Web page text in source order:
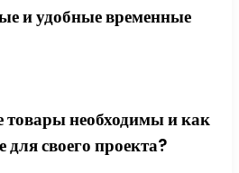
и удобные временные
товары необходимы и как
своего проекта?